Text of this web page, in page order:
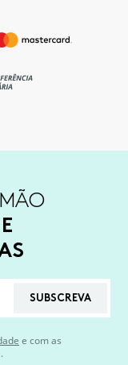
SUBSCREVA
e com as